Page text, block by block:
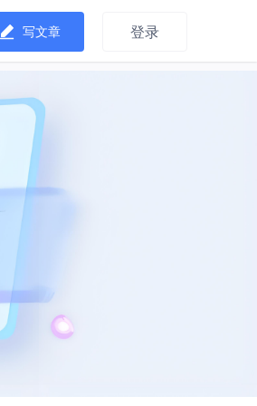
写文章 登录